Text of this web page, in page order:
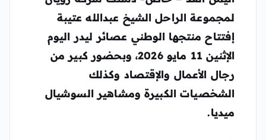
لمجموعة الراحل الشيخ عبدالله عتيبة
إفتتاح منتجها الوطني عصائر ليدر اليوم
الإثنين 11 مايو 2026، وبحضور كبير من
رجال الأعمال والإقتصاد وكذلك
الشخصيات الكبيرة ومشاهير السوشيال
ميديا.